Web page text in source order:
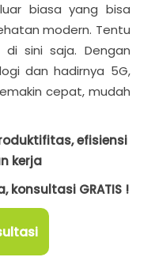
biasa yang bisa
modern. Tentu
sini saja. Dengan
dan hadirnya 5G,
cepat, mudah
efisiensi
kerja
konsultasi GRATIS !